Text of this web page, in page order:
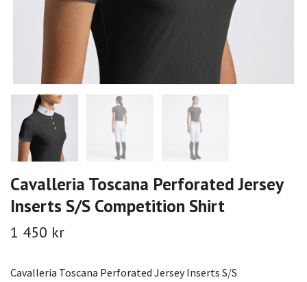
Cavalleria Toscana Perforated Jersey
Inserts S/S Competition Shirt
1 450 kr
Cavalleria Toscana Perforated Jersey Inserts S/S